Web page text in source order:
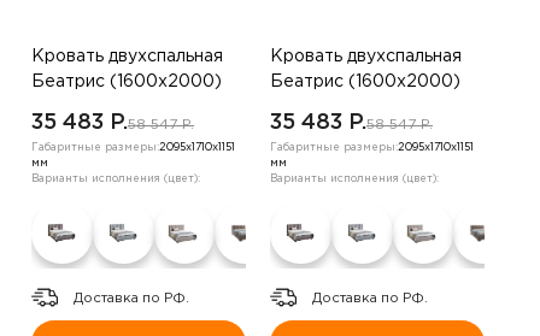
Кровать двухспальная
Беатрис (1600х2000)
коричневый
35 483 P.58 547 P.
Габаритные размеры:2095х1710х1151
мм
Варианты исполнения (цвет):
Доставка по РФ.
Кровать двухспальная
Беатрис (1600х2000)
35 483 P.58 547 P.
Габаритные размеры:2095х1710х1151
мм
Варианты исполнения (цвет):
Доставка по РФ.